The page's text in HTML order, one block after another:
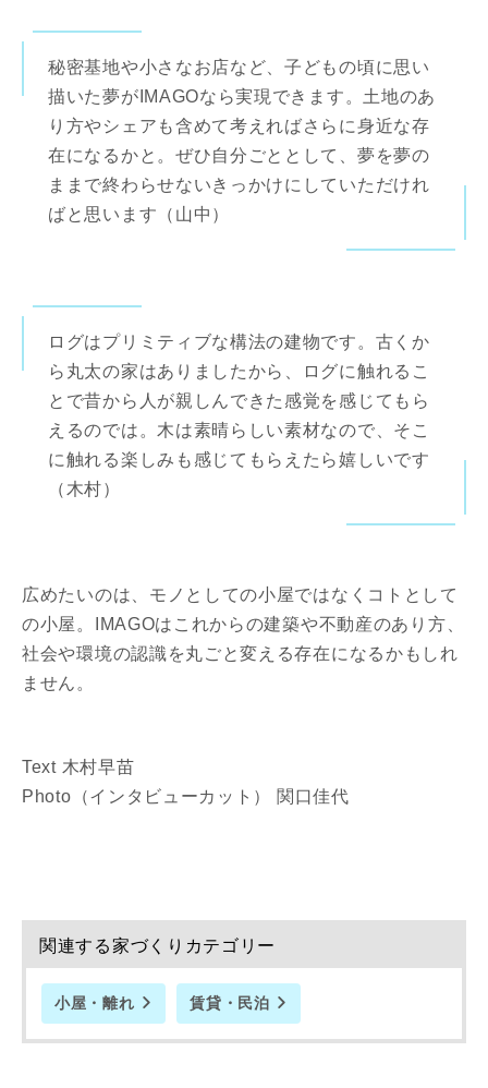
秘密基地や小さなお店など、子どもの頃に思い
描いた夢がIMAGOなら実現できます。土地のあ
り方やシェアも含めて考えればさらに身近な存
在になるかと。ぜひ自分ごととして、夢を夢の
ままで終わらせないきっかけにしていただけれ
ばと思います（山中）
ログはプリミティブな構法の建物です。古くか
ら丸太の家はありましたから、ログに触れるこ
とで昔から人が親しんできた感覚を感じてもら
えるのでは。木は素晴らしい素材なので、そこ
に触れる楽しみも感じてもらえたら嬉しいです
（木村）
広めたいのは、モノとしての小屋ではなくコトとして
の小屋。IMAGOはこれからの建築や不動産のあり方、
社会や環境の認識を丸ごと変える存在になるかもしれ
ません。
Text 木村早苗
Photo（インタビューカット） 関口佳代
関連する家づくりカテゴリー
小屋・離れ 賃貸・民泊